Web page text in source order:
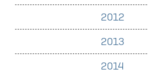
2012
2013
2014